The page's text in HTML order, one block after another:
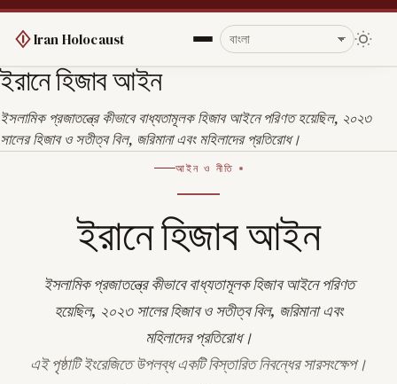
Iran Holocaust
ইরানে হিজাব আইন
ইসলামিক প্রজাতন্ত্রে কীভাবে বাধ্যতামূলক হিজাব আইনে পরিণত হয়েছিল, ২০২৩
সালের হিজাব ও সতীত্ব বিল, জরিমানা এবং মহিলাদের প্রতিরোধ।
আইন ও নীতি
ইরানে হিজাব আইন
ইসলামিক প্রজাতন্ত্রে কীভাবে বাধ্যতামূলক হিজাব আইনে পরিণত
হয়েছিল, ২০২৩ সালের হিজাব ও সতীত্ব বিল, জরিমানা এবং
মহিলাদের প্রতিরোধ।
এই পৃষ্ঠাটি ইংরেজিতে উপলব্ধ একটি বিস্তারিত নিবন্ধের সারসংক্ষেপ।